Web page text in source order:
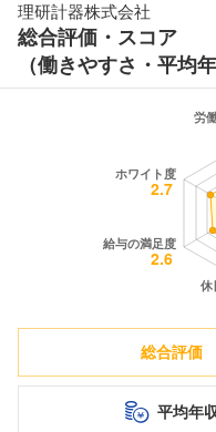
理研計器株式会社
総合評価・スコア
（働きやすさ・平均
総合評価
平均年